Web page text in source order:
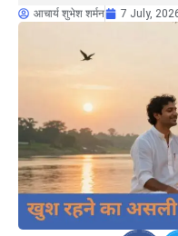
आचार्य शुभेश शर्मन 7 July,